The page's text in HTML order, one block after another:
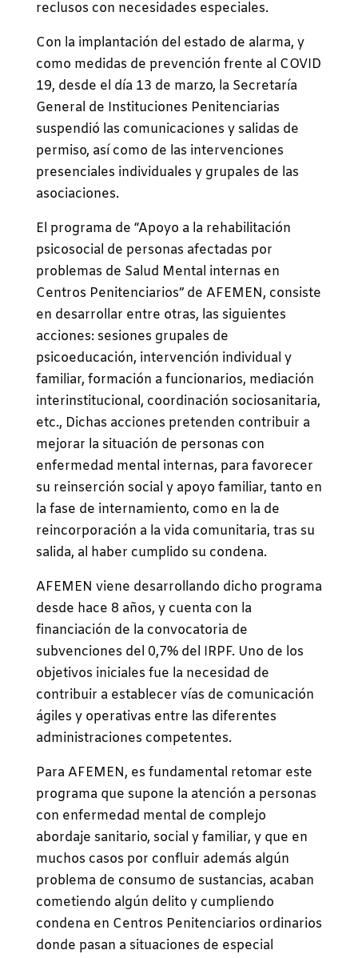
reclusos con necesidades especiales.
Con la implantación del estado de alarma, y
como medidas de prevención frente al COVID
19, desde el día 13 de marzo, la Secretaría
General de Instituciones Penitenciarias
suspendió las comunicaciones y salidas de
permiso, así como de las intervenciones
presenciales individuales y grupales de las
asociaciones.
El programa de “Apoyo a la rehabilitación
psicosocial de personas afectadas por
problemas de Salud Mental internas en
Centros Penitenciarios” de AFEMEN, consiste
en desarrollar entre otras, las siguientes
acciones: sesiones grupales de
psicoeducación, intervención individual y
familiar, formación a funcionarios, mediación
interinstitucional, coordinación sociosanitaria,
etc., Dichas acciones pretenden contribuir a
mejorar la situación de personas con
enfermedad mental internas, para favorecer
su reinserción social y apoyo familiar, tanto en
la fase de internamiento, como en la de
reincorporación a la vida comunitaria, tras su
salida, al haber cumplido su condena.
AFEMEN viene desarrollando dicho programa
desde hace 8 años, y cuenta con la
financiación de la convocatoria de
subvenciones del 0,7% del IRPF. Uno de los
objetivos iniciales fue la necesidad de
contribuir a establecer vías de comunicación
ágiles y operativas entre las diferentes
administraciones competentes.
Para AFEMEN, es fundamental retomar este
programa que supone la atención a personas
con enfermedad mental de complejo
abordaje sanitario, social y familiar, y que en
muchos casos por confluir además algún
problema de consumo de sustancias, acaban
cometiendo algún delito y cumpliendo
condena en Centros Penitenciarios ordinarios
donde pasan a situaciones de especial